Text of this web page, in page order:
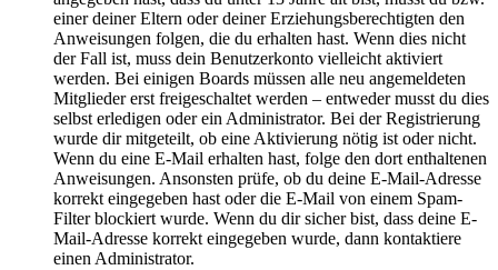
einer deiner Eltern oder deiner Erziehungsberechtigten den
Anweisungen folgen, die du erhalten hast. Wenn dies nicht
der Fall ist, muss dein Benutzerkonto vielleicht aktiviert
werden. Bei einigen Boards müssen alle neu angemeldeten
Mitglieder erst freigeschaltet werden – entweder musst du dies
selbst erledigen oder ein Administrator. Bei der Registrierung
wurde dir mitgeteilt, ob eine Aktivierung nötig ist oder nicht.
Wenn du eine E-Mail erhalten hast, folge den dort enthaltenen
Anweisungen. Ansonsten prüfe, ob du deine E-Mail-Adresse
korrekt eingegeben hast oder die E-Mail von einem Spam-
Filter blockiert wurde. Wenn du dir sicher bist, dass deine E-
Mail-Adresse korrekt eingegeben wurde, dann kontaktiere
einen Administrator.